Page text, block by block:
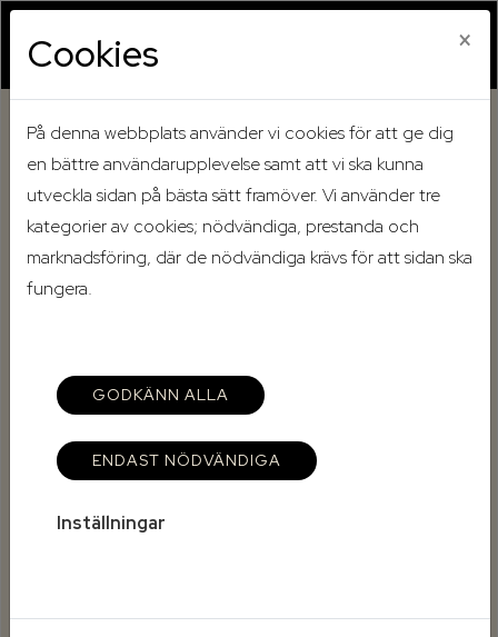
Hem Mina sidor
Registrera dig
Registrering boende
Registrering boende
Du som är hyresgäst hos oss, kan
BankID.
Cookies ×
På denna webbplats använder vi cookies för att ge dig
en bättre användarupplevelse samt att vi ska kunna
utveckla sidan på bästa sätt framöver. Vi använder tre
kategorier av cookies; nödvändiga, prestanda och
marknadsföring, där de nödvändiga krävs för att sidan ska
fungera.
GODKÄNN ALLA
ENDAST NÖDVÄNDIGA
Inställningar